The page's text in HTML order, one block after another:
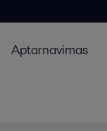
Aptarnavimas